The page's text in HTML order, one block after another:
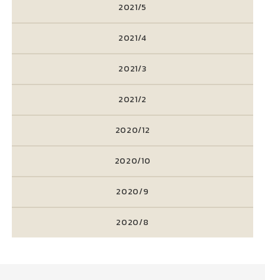
2021/5
2021/4
2021/3
2021/2
2020/12
2020/10
2020/9
2020/8